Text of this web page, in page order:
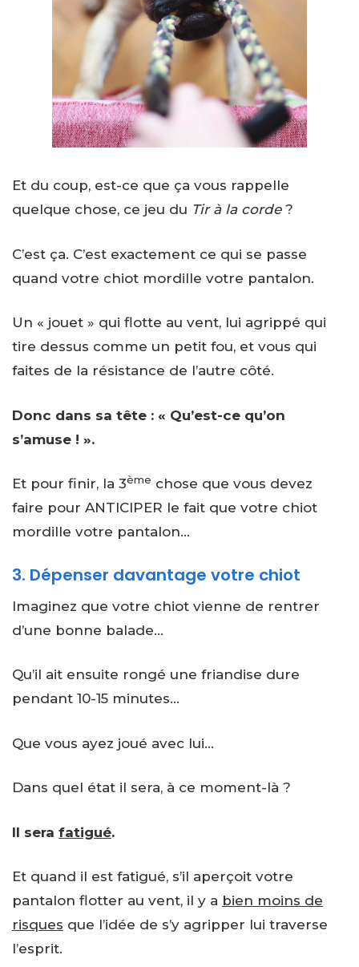
Et du coup, est-ce que ça vous rappelle
quelque chose, ce jeu du Tir à la corde?
C’est ça. C’est exactement ce qui se passe
quand votre chiot mordille votre pantalon.
Un « jouet » qui flotte au vent, lui agrippé qui
tire dessus comme un petit fou, et vous qui
faites de la résistance de l’autre côté.
Donc dans sa tête : « Qu’est-ce qu’on
s’amuse ! ».
Et pour finir, la 3ème chose que vous devez
faire pour ANTICIPER le fait que votre chiot
mordille votre pantalon…
3. Dépenser davantage votre chiot
Imaginez que votre chiot vienne de rentrer
d’une bonne balade…
Qu’il ait ensuite rongé une friandise dure
pendant 10-15 minutes…
Que vous ayez joué avec lui…
Dans quel état il sera, à ce moment-là ?
Il sera fatigué.
Et quand il est fatigué, s’il aperçoit votre
pantalon flotter au vent, il y a bien moins de
risques que l’idée de s’y agripper lui traverse
l’esprit.